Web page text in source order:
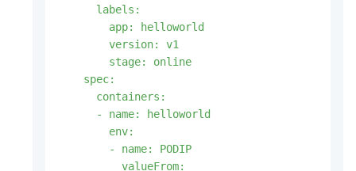
      labels:
        app: helloworld
        version: v1
        stage: online
    spec:
      containers:
      - name: helloworld
        env:
        - name: PODIP
          valueFrom: